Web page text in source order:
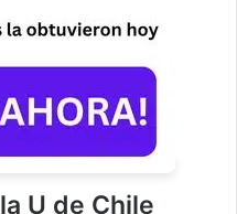
U de Chile